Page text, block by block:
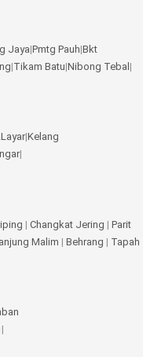
Jaya|Pmtg Pauh|Bkt
|Tikam Batu|Nibong Tebal|
|Kelang
|
| Changkat Jering | Parit
Malim | Behrang | Tapah
|